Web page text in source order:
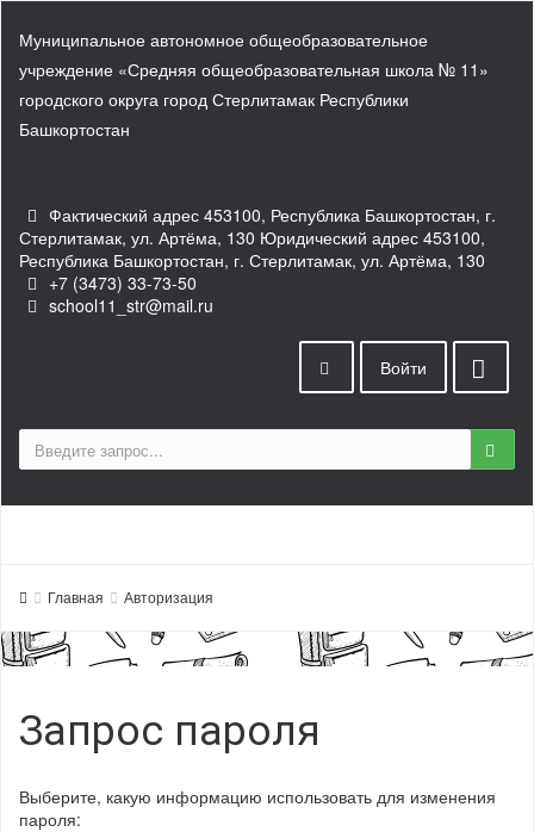
Муниципальное автономное общеобразовательное
учреждение «Средняя общеобразовательная школа № 11»
городского округа город Стерлитамак Республики
Башкортостан
Фактический адрес 453100, Республика Башкортостан, г.
Стерлитамак, ул. Артёма, 130 Юридический адрес 453100,
Республика Башкортостан, г. Стерлитамак, ул. Артёма, 130
+7 (3473) 33-73-50
school11_str@mail.ru
Войти
Главная Авторизация
Запрос пароля
Выберите, какую информацию использовать для изменения
пароля: